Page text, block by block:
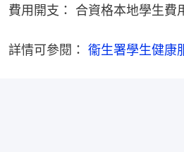
費用開支： 合資格本地學生費
詳情可參閱： 衞生署學生健康